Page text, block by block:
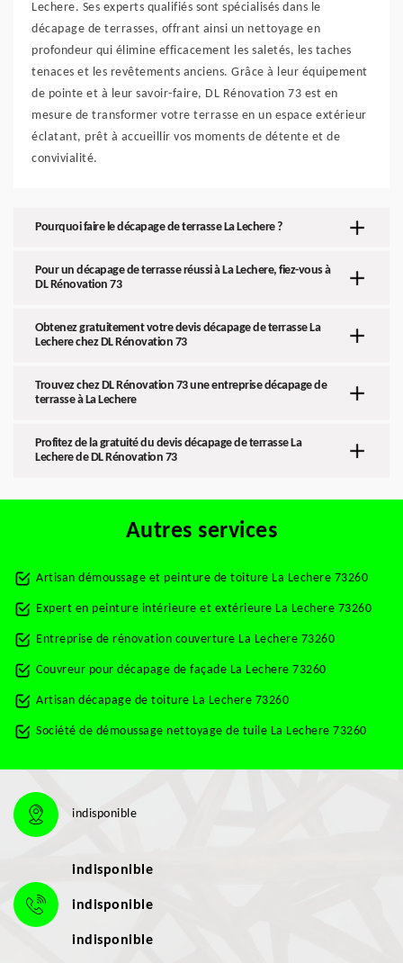
Lechere. Ses experts qualifiés sont spécialisés dans le
décapage de terrasses, offrant ainsi un nettoyage en
profondeur qui élimine efficacement les saletés, les taches
tenaces et les revêtements anciens. Grâce à leur équipement
de pointe et à leur savoir-faire, DL Rénovation 73 est en
mesure de transformer votre terrasse en un espace extérieur
éclatant, prêt à accueillir vos moments de détente et de
convivialité.
Pourquoi faire le décapage de terrasse La Lechere ?
Pour un décapage de terrasse réussi à La Lechere, fiez-vous à
DL Rénovation 73
Obtenez gratuitement votre devis décapage de terrasse La
Lechere chez DL Rénovation 73
Trouvez chez DL Rénovation 73 une entreprise décapage de
terrasse à La Lechere
Profitez de la gratuité du devis décapage de terrasse La
Lechere de DL Rénovation 73
Autres services
Artisan démoussage et peinture de toiture La Lechere 73260
Expert en peinture intérieure et extérieure La Lechere 73260
Entreprise de rénovation couverture La Lechere 73260
Couvreur pour décapage de façade La Lechere 73260
Artisan décapage de toiture La Lechere 73260
Société de démoussage nettoyage de tuile La Lechere 73260
indisponible
indisponible
indisponible
indisponible